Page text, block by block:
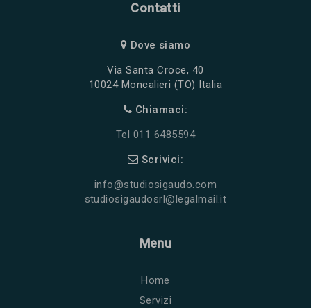
Contatti
Dove siamo
Via Santa Croce, 40
10024 Moncalieri (TO) Italia
Chiamaci:
Tel 011 6485594
Scrivici:
info@studiosigaudo.com
studiosigaudosrl@legalmail.it
Menu
Home
Servizi